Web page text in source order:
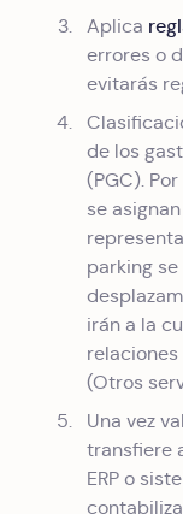
Aplica
errores o
evitarás
de los
(PGC).
se
parking
irán a la
(Otros
Una vez
transfiere
ERP o